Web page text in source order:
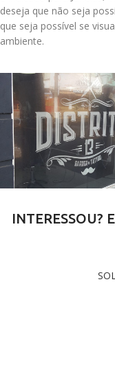
deseja que não seja
que seja possível se
ambiente.
INTERESSOU?